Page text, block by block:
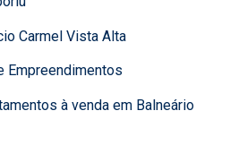
Carmel Vista Alta
Empreendimentos
à venda em Balneário